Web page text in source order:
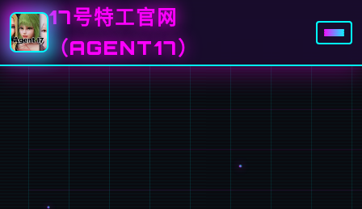
17号特工官网
（AGENT17）